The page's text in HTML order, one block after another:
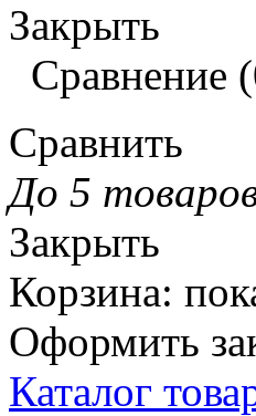
Закрыть
Сравнение (
Сравнить
До 5
Закрыть
Корзина:
Оформить
Каталог